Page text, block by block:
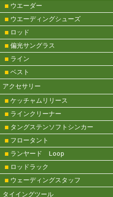
ウエーダー
ウエーディングシューズ
ロッド
偏光サングラス
ライン
ベスト
アクセサリー
ケッチャムリリース
ラインクリーナー
タングステンソフトシンカー
フロータント
ランヤード Loop
ロッドラック
ウェーディングスタッフ
タイイングツール